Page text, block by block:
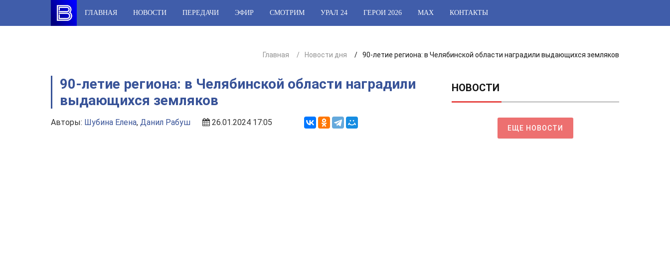
content
ГЛАВНАЯ НОВОСТИ ПЕРЕДАЧИ ЭФИР СМОТРИМ УРАЛ 24 ГЕРОИ 2026 МАХ КОНТАКТЫ
Главная Новости дня 90-летие региона: в Челябинской области наградили выдающихся земляков
90-летие региона: в Челябинской области наградили
выдающихся земляков
Авторы: Шубина Елена, Данил Рабуш 26.01.2024 17:05
НОВОСТИ
ЕЩЕ НОВОСТИ